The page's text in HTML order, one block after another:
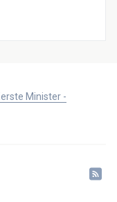
Minister -